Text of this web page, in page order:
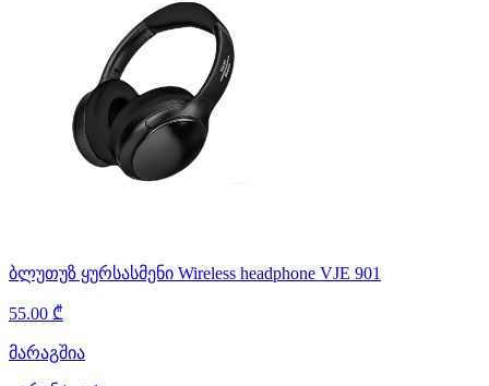
ბლუთუზ ყურსასმენი Wireless headphone VJE 901
55.00 ₾
მარაგშია